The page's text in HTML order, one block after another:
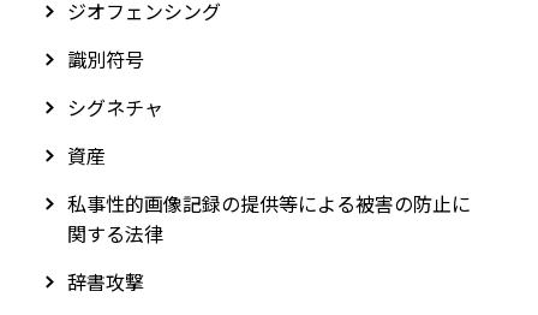
ジオフェンシング
識別符号
シグネチャ
資産
私事性的画像記録の提供等による被害の防止に
関する法律
辞書攻撃